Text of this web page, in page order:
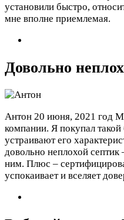
установили быстро,
мне вполне приемлемая.
Довольно
Антон 20 июня, 2021 год
компании. Я покупал
устраивают его
довольно неплохой
ним. Плюс –
успокаивает и вселяет